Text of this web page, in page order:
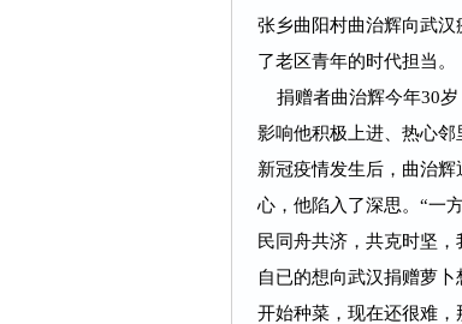
张乡曲阳村曲治辉向武
了老区青年的时代担当。
捐赠者曲治辉今年30岁
影响他积极上进、热心邻
新冠疫情发生后，曲治
心，他陷入了深思。“一
民同舟共济，共克时坚
自已的想向武汉捐赠萝
开始种菜，现在还很难